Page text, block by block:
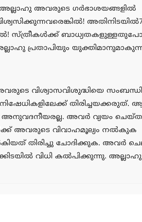
അല്ലാഹു അവരുടെ ഗര്‍ഭാശയങ്ങളില്‍
സ്ത്രീകള്‍ക്ക്
പ്രതാപിയും
വിശ്വാസവിശുദ്ധിയെ
തിരിച്ചയക്കരുത്.
അനുവദനീയരല്ല. അവര്‍ വ്യയം
അവരുടെ വിവാഹമൂല്യം നല്‍കുക
തിരിച്ചു ചോദിക്കുക. അവര്‍
വിധി കല്‍പിക്കുന്നു.